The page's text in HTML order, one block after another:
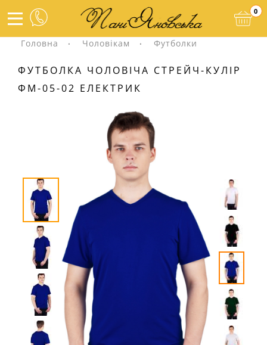
0
Головна Чоловікам Футболки
ФУТБОЛКА ЧОЛОВІЧА СТРЕЙЧ-КУЛІР
ФМ-05-02 ЕЛЕКТРИК